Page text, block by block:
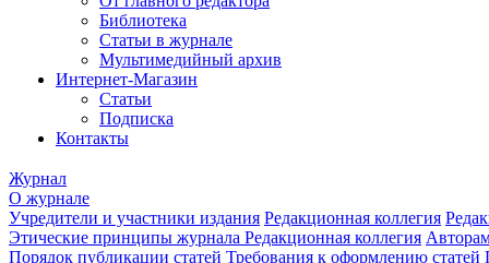
Библиотека
Статьи в журнале
Мультимедийный архив
Интернет-Магазин
Статьи
Подписка
Контакты
Журнал
О журнале
Учредители и участники издания Редакционная коллегия
Этические принципы журнала Редакционная коллегия
Порядок публикации статей Требования к оформлению статей